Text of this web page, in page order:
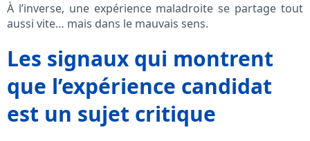
À l’inverse, une expérience maladroite se partage tout
aussi vite… mais dans le mauvais sens.
Les signaux qui montrent
que l’expérience candidat
est un sujet critique